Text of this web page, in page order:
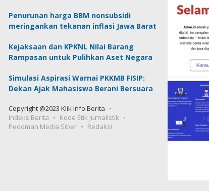
Penurunan harga BBM nonsubsidi
meringankan tekanan inflasi Jawa Barat
Kejaksaan dan KPKNL Nilai Barang
Rampasan untuk Pulihkan Aset Negara
Simulasi Aspirasi Warnai PKKMB FISIP:
Dekan Ajak Mahasiswa Berani Bersuara
Copyright @2023 Klik Info Berita
Indeks Berita
Kode Etik Jurnalistik
Pedoman Media Siber
Redaksi